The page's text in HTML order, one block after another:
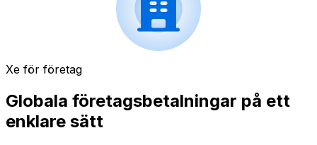
Xe för företag
Globala företagsbetalningar på ett
enklare sätt